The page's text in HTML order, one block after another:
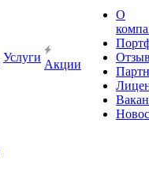
Услуги
Акции
О